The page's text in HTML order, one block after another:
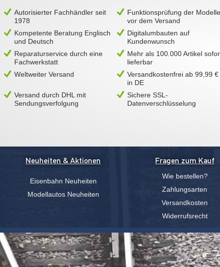
Autorisierter Fachhändler seit
1978
Funktionsprüfung der Modelle
vor dem Versand
Kompetente Beratung Englisch
und Deutsch
Digitalumbauten auf
Kundenwunsch
Reparaturservice durch eine
Fachwerkstatt
Mehr als 100.000 Artikel
lieferbar
Weltweiter Versand
Versandkostenfrei ab 99,99 €
in DE
Versand durch DHL mit
Sendungsverfolgung
Sichere SSL-
Datenverschlüsselung
Neuheiten & Aktionen
Eisenbahn Neuheiten
Modellautos Neuheiten
Fragen zum Kauf
Wie bestellen?
Zahlungsarten
Versandkosten
Widerrufsrecht